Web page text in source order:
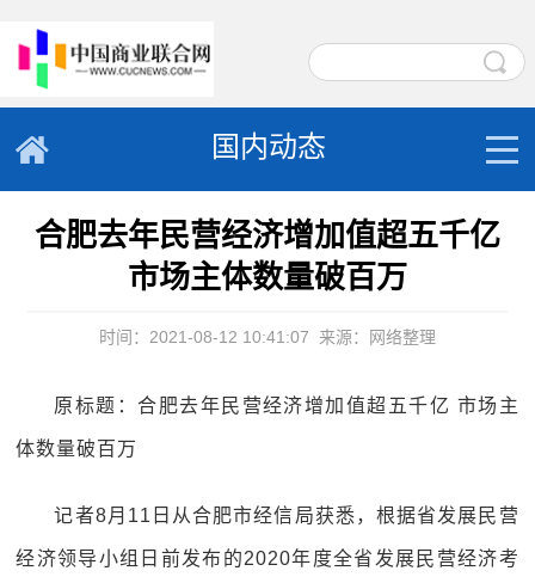
国内动态
合肥去年民营经济增加值超五千亿
市场主体数量破百万
时间：2021-08-12 10:41:07 来源：网络整理
原标题：合肥去年民营经济增加值超五千亿 市场主
体数量破百万
记者8月11日从合肥市经信局获悉，根据省发展民营
经济领导小组日前发布的2020年度全省发展民营经济考